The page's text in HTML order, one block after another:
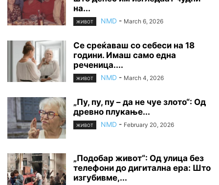
на...
ЖИВОТ NMD - March 6, 2026
Се среќаваш со себеси на 18
години. Имаш само една
реченица....
ЖИВОТ NMD - March 4, 2026
„Пу, пу, пу – да не чуе злото“: Од
древно плукање...
ЖИВОТ NMD - February 20, 2026
„Подобар живот“: Од улица без
телефони до дигитална ера: Што
изгубивме,...